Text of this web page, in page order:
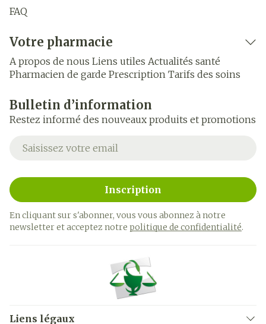
FAQ
Votre pharmacie
A propos de nous Liens utiles Actualités santé
Pharmacien de garde Prescription Tarifs des soins
Bulletin d’information
Restez informé des nouveaux produits et promotions
Adresse mail
Inscription
En cliquant sur s'abonner, vous vous abonnez à notre
newsletter et acceptez notre politique de confidentialité.
Liens légaux